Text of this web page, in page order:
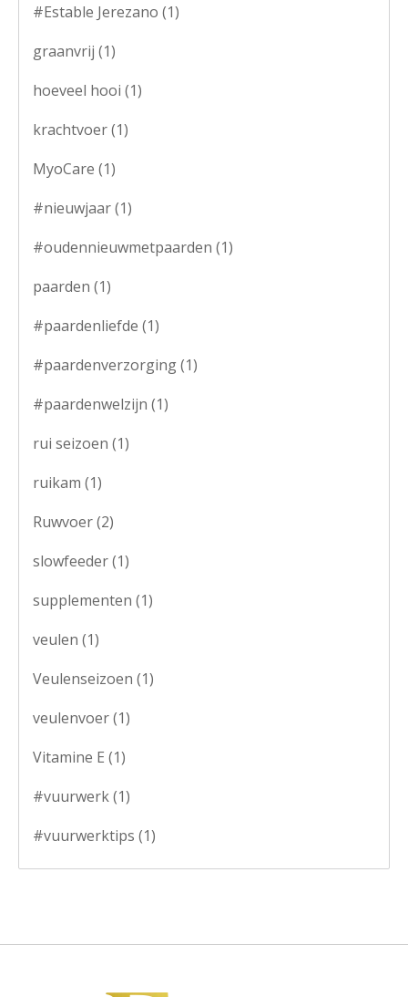
#Estable Jerezano (1)
graanvrij (1)
hoeveel hooi (1)
krachtvoer(1)
MyoCare (1)
#nieuwjaar(1)
#oudennieuwmetpaarden (1)
paarden (1)
#paardenliefde (1)
#paardenverzorging(1)
#paardenwelzijn (1)
rui seizoen (1)
ruikam (1)
Ruwvoer(2)
slowfeeder(1)
supplementen (1)
veulen (1)
Veulenseizoen (1)
veulenvoer(1)
Vitamine E (1)
#vuurwerk(1)
#vuurwerktips (1)